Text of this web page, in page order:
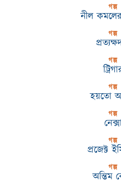
গল্প
নীল
গল্প
গল্প
গল্প
হয়তো
গল্প
গল্প
প্রজেক্ট
গল্প
অন্তিম